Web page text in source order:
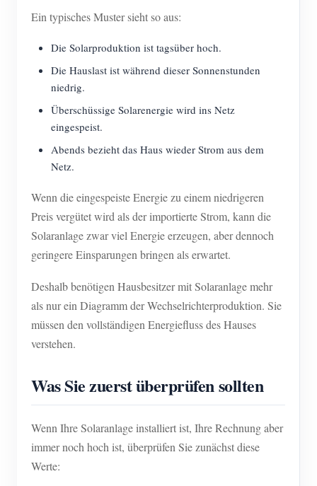
PV-Ranking
Ein typisches Muster sieht so aus:
Die Solarproduktion ist tagsüber hoch.
Die Hauslast ist während dieser Sonnenstunden
niedrig.
Überschüssige Solarenergie wird ins Netz
eingespeist.
Abends bezieht das Haus wieder Strom aus dem
Netz.
Wenn die eingespeiste Energie zu einem niedrigeren
Preis vergütet wird als der importierte Strom, kann die
Solaranlage zwar viel Energie erzeugen, aber dennoch
geringere Einsparungen bringen als erwartet.
Deshalb benötigen Hausbesitzer mit Solaranlage mehr
als nur ein Diagramm der Wechselrichterproduktion. Sie
müssen den vollständigen Energiefluss des Hauses
verstehen.
Was Sie zuerst überprüfen sollten
Wenn Ihre Solaranlage installiert ist, Ihre Rechnung aber
immer noch hoch ist, überprüfen Sie zunächst diese
Werte: